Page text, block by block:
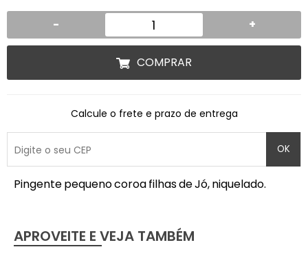
- +
COMPRAR
Calcule o frete e prazo de entrega
OK
Pingente pequeno coroa filhas de Jó, niquelado.
APROVEITE E VEJA TAMBÉM